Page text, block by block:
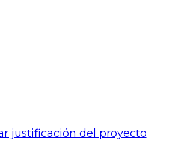
justificación del proyecto